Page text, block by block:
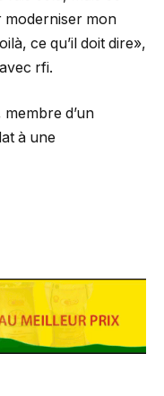
moderniser mon
ce qu’il doit dire»,
rfi.
d’un
à une